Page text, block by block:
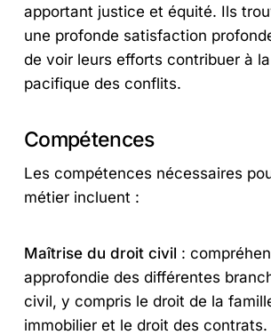
apportant justice et équité. Ils
une profonde satisfaction
de voir leurs efforts contribuer à
pacifique des conflits.
Compétences
Les compétences nécessaires
métier incluent :
Maîtrise du droit civil :
approfondie des différentes
civil, y compris le droit de la
immobilier et le droit des contrats.